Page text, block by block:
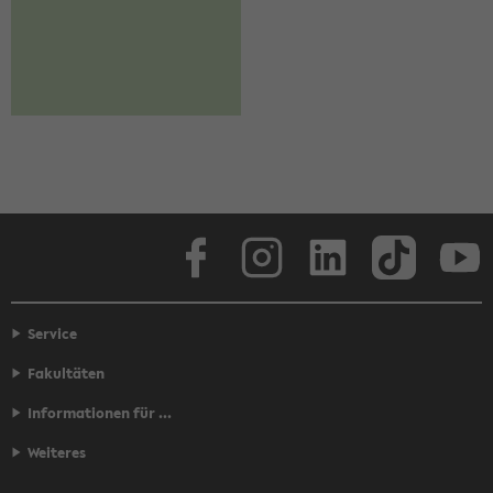
Face­book
Service
Fakultäten
Informationen für ...
Weiteres